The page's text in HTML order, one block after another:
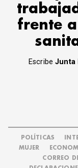
frente a
EscribeJunta
POLÍTICAS
MUJER
CORREO